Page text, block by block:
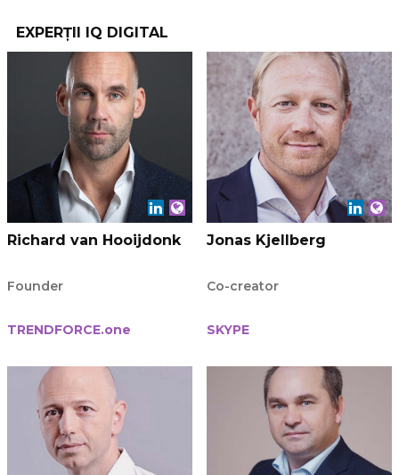
EXPERȚII IQ DIGITAL
Richard van Hooijdonk
Founder
TRENDFORCE.one
Jonas Kjellberg
Co-creator
SKYPE